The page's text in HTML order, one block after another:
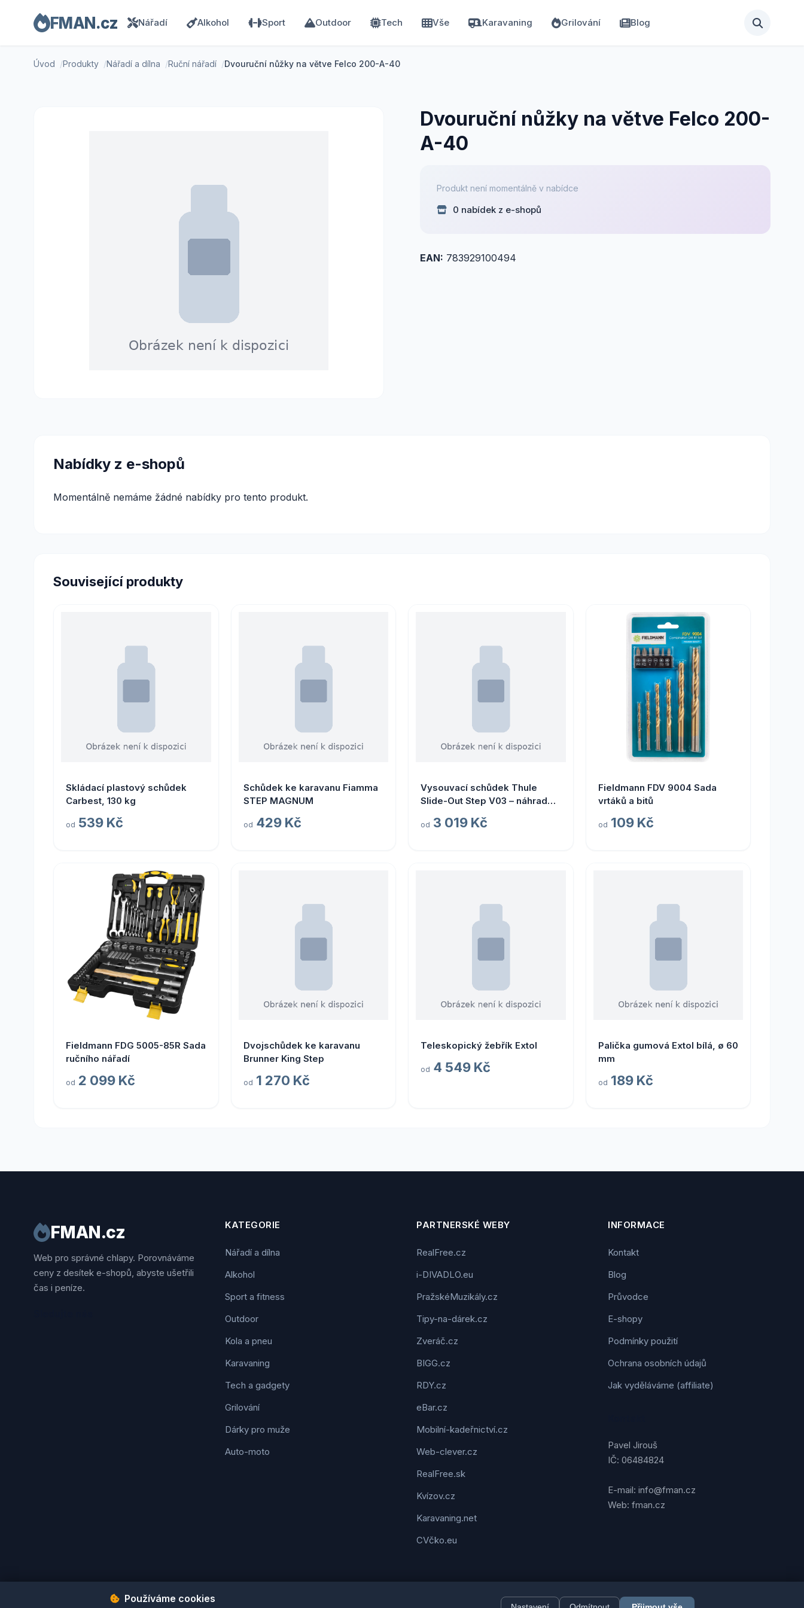
FMAN.cz Nářadí Alkohol Sport Outdoor Tech Vše Karavaning Grilování Blog
Úvod Produkty Nářadí a dílna Ruční nářadí Dvouruční nůžky na větve Felco 200-A-40
Dvouruční nůžky na větve Felco 200-
A-40
Produkt není momentálně v nabídce
0 nabídek z e-shopů
EAN: 783929100494
Nabídky z e-shopů
Momentálně nemáme žádné nabídky pro tento produkt.
Související produkty
Skládací plastový schůdek
Carbest, 130 kg
od 539 Kč
Schůdek ke karavanu Fiamma
STEP MAGNUM
od 429 Kč
Vysouvací schůdek Thule
Slide-Out Step V03 – náhradní
stupátko Thule Slide-Out Step
od 3 019 Kč
Fieldmann FDV 9004 Sada
vrtáků a bitů
od 109 Kč
Fieldmann FDG 5005-85R Sada
ručního nářadí
od 2 099 Kč
Dvojschůdek ke karavanu
Brunner King Step
od 1 270 Kč
Teleskopický žebřík Extol
od 4 549 Kč
Palička gumová Extol bílá, ø 60
mm
od 189 Kč
FMAN.cz
Web pro správné chlapy. Porovnáváme
ceny z desítek e-shopů, abyste ušetřili
čas i peníze.
KATEGORIE
Nářadí a dílna
Alkohol
Sport a fitness
Outdoor
Kola a pneu
Karavaning
Tech a gadgety
Grilování
Dárky pro muže
Auto-moto
PARTNERSKÉ WEBY
RealFree.cz
i-DIVADLO.eu
PražskéMuzikály.cz
Tipy-na-dárek.cz
Zveráč.cz
BIGG.cz
RDY.cz
eBar.cz
Mobilní-kadeřnictví.cz
Web-clever.cz
RealFree.sk
Kvízov.cz
Karavaning.net
CVčko.eu
INFORMACE
Kontakt
Blog
Průvodce
E-shopy
Podmínky použití
Ochrana osobních údajů
Jak vyděláváme (affiliate)
Pavel Jirouš
IČ: 06484824
E-mail: info@fman.cz
Web: fman.cz
Používáme cookies